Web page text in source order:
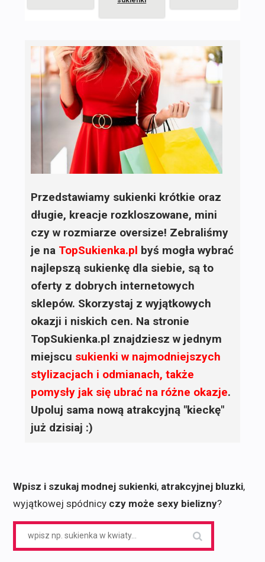
Przedstawiamy sukienki krótkie oraz
długie, kreacje rozkloszowane, mini
czy w rozmiarze oversize! Zebraliśmy
je na TopSukienka.pl byś mogła wybrać
najlepszą sukienkę dla siebie, są to
oferty z dobrych internetowych
sklepów. Skorzystaj z wyjątkowych
okazji i niskich cen. Na stronie
TopSukienka.pl znajdziesz w jednym
miejscu sukienki w najmodniejszych
stylizacjach i odmianach, także
pomysły jak się ubrać na różne okazje.
Upoluj sama nową atrakcyjną "kieckę"
już dzisiaj :)
Wpisz i szukaj modnej sukienki, atrakcyjnej bluzki,
wyjątkowej spódnicy czy może sexy bielizny?